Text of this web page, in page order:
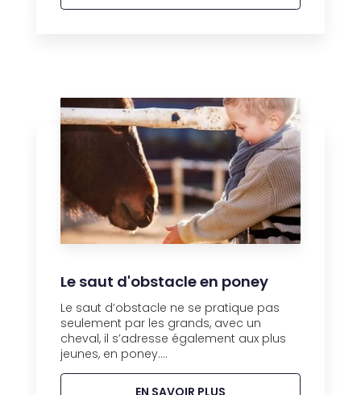
Le saut d'obstacle en poney
Le saut d’obstacle ne se pratique pas
seulement par les grands, avec un
cheval, il s’adresse également aux plus
jeunes, en poney....